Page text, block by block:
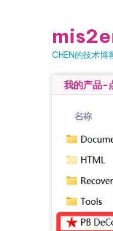
CHEN的技术博
我的产品-